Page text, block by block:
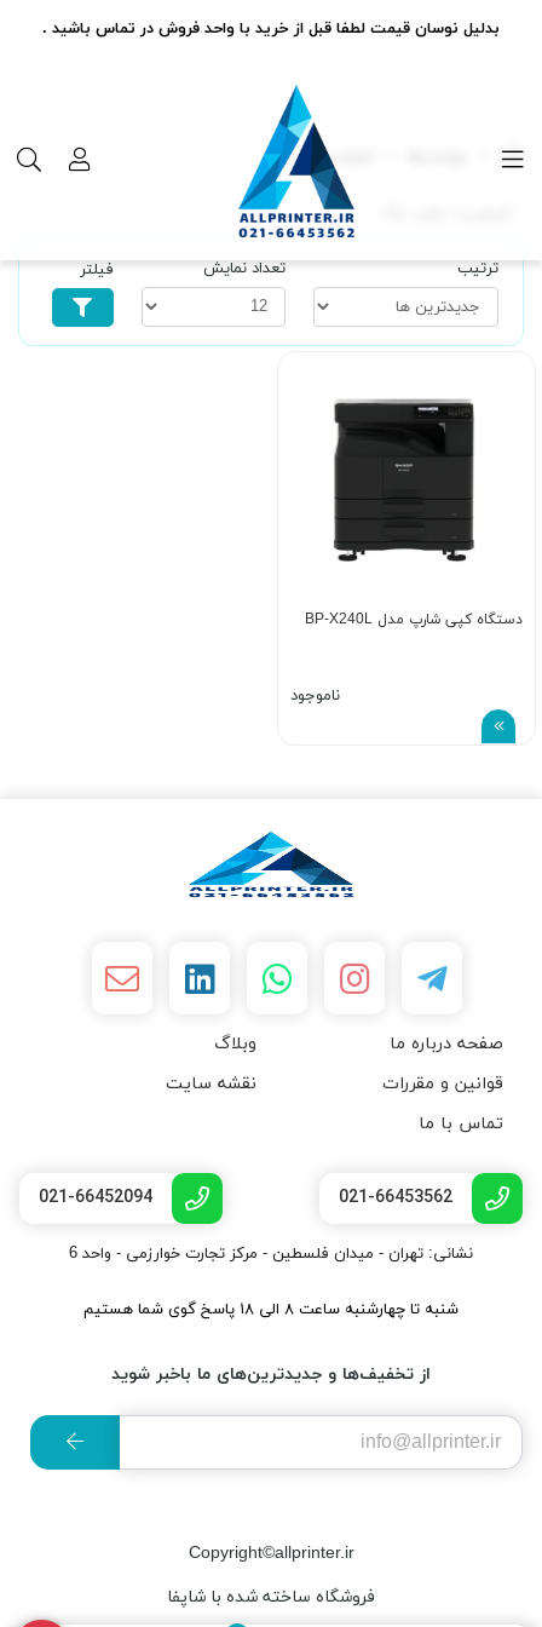
کیفیت چاپ بالا
ترتیب تعداد نمایش فیلتر
دستگاه کپی شارپ مدل BP-X240L
ناموجود
صفحه درباره ما
وبلاگ
قوانین و مقررات
نقشه سایت
تماس با ما
021-66453562
021-66452094
نشانی: تهران - میدان فلسطین - مرکز تجارت خوارزمی - واحد 6
شنبه تا چهارشنبه ساعت ۸ الی ۱۸ پاسخ گوی شما هستیم
از تخفیف‌ها و جدیدترین‌های ما باخبر شوید
Copyright©allprinter.ir
فروشگاه ساخته شده با شاپفا
بدلیل نوسان قیمت لطفا قبل از خرید با واحد فروش در تماس باشید .